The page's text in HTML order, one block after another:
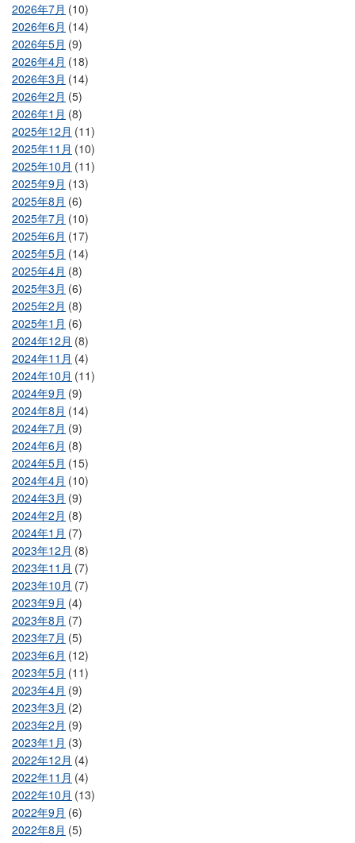
2026年7月 (10)
2026年6月 (14)
2026年5月 (9)
2026年4月 (18)
2026年3月 (14)
2026年2月 (5)
2026年1月 (8)
2025年12月 (11)
2025年11月 (10)
2025年10月 (11)
2025年9月 (13)
2025年8月 (6)
2025年7月 (10)
2025年6月 (17)
2025年5月 (14)
2025年4月 (8)
2025年3月 (6)
2025年2月 (8)
2025年1月 (6)
2024年12月 (8)
2024年11月 (4)
2024年10月 (11)
2024年9月 (9)
2024年8月 (14)
2024年7月 (9)
2024年6月 (8)
2024年5月 (15)
2024年4月 (10)
2024年3月 (9)
2024年2月 (8)
2024年1月 (7)
2023年12月 (8)
2023年11月 (7)
2023年10月 (7)
2023年9月 (4)
2023年8月 (7)
2023年7月 (5)
2023年6月 (12)
2023年5月 (11)
2023年4月 (9)
2023年3月 (2)
2023年2月 (9)
2023年1月 (3)
2022年12月 (4)
2022年11月 (4)
2022年10月 (13)
2022年9月 (6)
2022年8月 (5)